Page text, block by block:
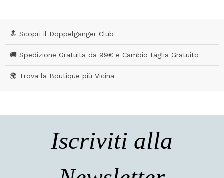
🔝 Scopri il Doppelgänger Club
🚚 Spedizione Gratuita da 99€ e Cambio taglia Gratuito
🌍 Trova la Boutique più Vicina
Iscriviti alla